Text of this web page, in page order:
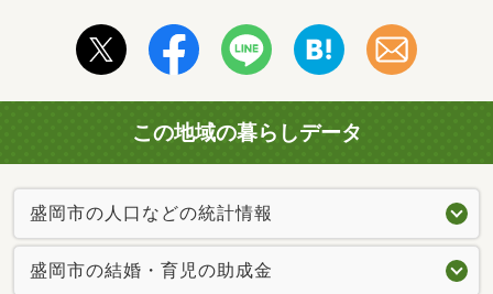
この地域の暮らしデータ
盛岡市の人口などの統計情報
盛岡市の結婚・育児の助成金